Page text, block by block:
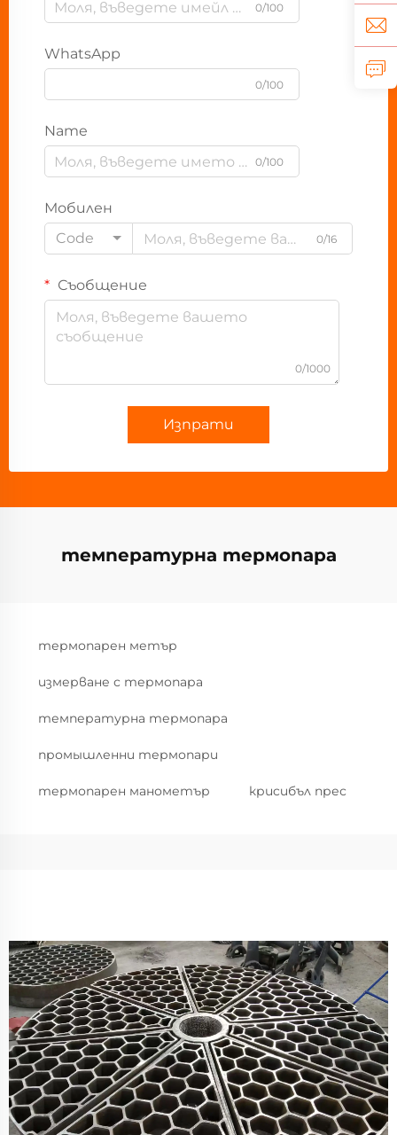
0/100
WhatsApp
0/100
Name
0/100
Мобилен
Code
0/16
Съобщение
0/1000
Изпрати
температурна термопара
термопарен метър
измерване с термопара
температурна термопара
промышленни термопари
термопарен манометър крucибъл прес